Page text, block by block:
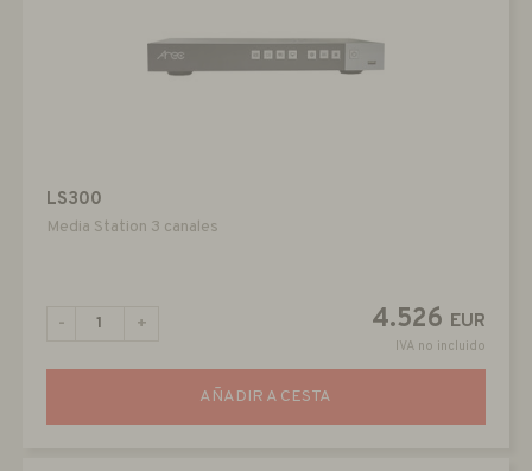
LS300
Media Station 3 canales
4.526 EUR
IVA no incluido
- +
AÑADIR A CESTA